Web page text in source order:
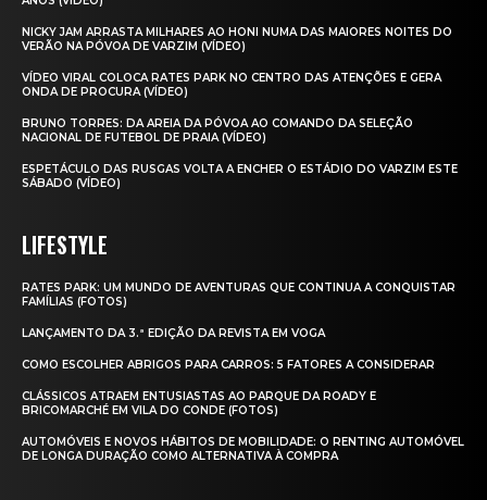
NICKY JAM ARRASTA MILHARES AO HONI NUMA DAS MAIORES NOITES DO
VERÃO NA PÓVOA DE VARZIM (VÍDEO)
VÍDEO VIRAL COLOCA RATES PARK NO CENTRO DAS ATENÇÕES E GERA
ONDA DE PROCURA (VÍDEO)
BRUNO TORRES: DA AREIA DA PÓVOA AO COMANDO DA SELEÇÃO
NACIONAL DE FUTEBOL DE PRAIA (VÍDEO)
ESPETÁCULO DAS RUSGAS VOLTA A ENCHER O ESTÁDIO DO VARZIM ESTE
SÁBADO (VÍDEO)
LIFESTYLE
RATES PARK: UM MUNDO DE AVENTURAS QUE CONTINUA A CONQUISTAR
FAMÍLIAS (FOTOS)
LANÇAMENTO DA 3.ª EDIÇÃO DA REVISTA EM VOGA
COMO ESCOLHER ABRIGOS PARA CARROS: 5 FATORES A CONSIDERAR
CLÁSSICOS ATRAEM ENTUSIASTAS AO PARQUE DA ROADY E
BRICOMARCHÉ EM VILA DO CONDE (FOTOS)
AUTOMÓVEIS E NOVOS HÁBITOS DE MOBILIDADE: O RENTING AUTOMÓVEL
DE LONGA DURAÇÃO COMO ALTERNATIVA À COMPRA